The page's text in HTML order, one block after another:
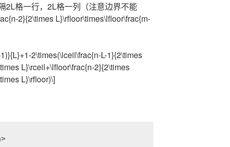
2L格一行，2L格一列（注意边界不能
2}{2\times L}\rfloor\times\lfloor\frac{m-
2\times(\lceil\frac{n-L-1}{2\times
L}\rceil+\lfloor\frac{n-2}{2\times
L}\rfloor)\]